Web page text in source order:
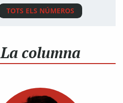
TOTS ELS NÚMEROS
La columna